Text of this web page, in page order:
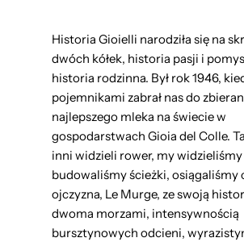
Historia Gioielli narodziła się na
dwóch kółek, historia pasji i
historia rodzinna. Był rok 1946,
pojemnikami zabrał nas do
najlepszego mleka na świecie w
gospodarstwach Gioia del Colle.
inni widzieli rower, my widzieliśmy
budowaliśmy ścieżki, osiągaliśmy
ojczyzna, Le Murge, ze swoją
dwoma morzami, intensywnością
bursztynowych odcieni,